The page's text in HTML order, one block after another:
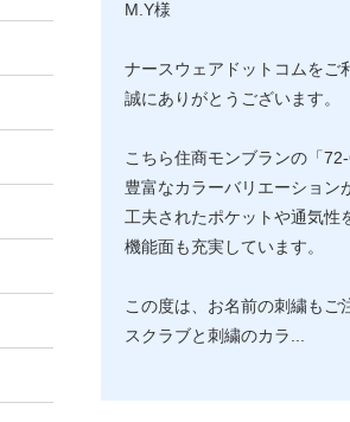
M.Y様
ナースウェアドットコムをご
誠にありがとうございます。
こちら住商モンブランの「
豊富なカラーバリエーション
工夫されたポケットや通気性
機能面も充実しています。
この度は、お名前の刺繍もご
スクラブと刺繍のカラ ...